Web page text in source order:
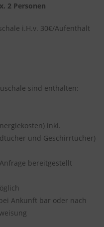
2 Personen
i.H.v. 30€/Aufenthalt
sind enthalten:
inkl.
und Geschirrtücher)
bereitgestellt
Ankunft bar oder nach